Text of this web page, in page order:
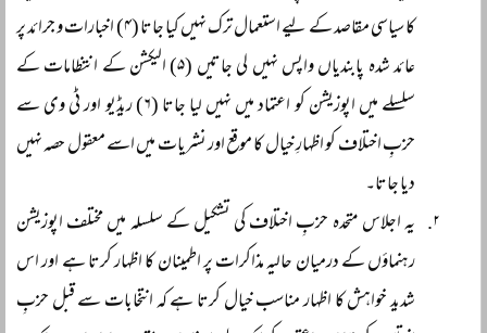
کا سیاسی مقاصد کے لیے استعمال ترک نہیں کیا جاتا (۴) اخبارات و جرائد پر
عائد شدہ پابندیاں واپس نہیں لی جاتیں (۵) الیکشن کے انتظامات کے
سلسلے میں اپوزیشن کو اعتماد میں نہیں لیا جاتا (۶) ریڈیو اور ٹی وی سے
حزبِ اختلاف کو اظہارِ خیال کا موقع اور نشریات میں اسے معقول حصہ نہیں
دیا جاتا۔
یہ اجلاس متحدہ حزبِ اختلاف کی تشکیل کے سلسلہ میں مختلف اپوزیشن
رہنماؤں کے درمیان حالیہ مذاکرات پر اطمینان کا اظہار کرتا ہے اور اس
شدید خواہش کا اظہار مناسب خیال کرتا ہے کہ انتخابات سے قبل حزبِ